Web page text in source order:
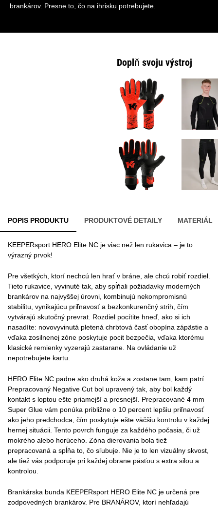
brankárov. Presne to, čo na ihrisku potrebujete.
Doplň svoju výstroj
POPIS PRODUKTU PRODUKTOVÉ DETAILY MATERIÁL
KEEPERsport HERO Elite NC je viac než len rukavica – je to
výrazný prvok!
Pre všetkých, ktorí nechcú len hrať v bráne, ale chcú robiť rozdiel.
Tieto rukavice, vyvinuté tak, aby spĺňali požiadavky moderných
brankárov na najvyššej úrovni, kombinujú nekompromisnú
stabilitu, vynikajúcu priľnavosť a bezkonkurenčný strih, čím
vytvárajú skutočný prevrat. Rozdiel pocítite hneď, ako si ich
nasadíte: novovyvinutá pletená chrbtová časť obopína zápästie a
vďaka zosilnenej zóne poskytuje pocit bezpečia, vďaka ktorému
klasické remienky vyzerajú zastarane. Na ovládanie už
nepotrebujete kartu.
HERO Elite NC padne ako druhá koža a zostane tam, kam patrí.
Prepracovaný Negative Cut bol upravený tak, aby bol každý
kontakt s loptou ešte priamejší a presnejší. Prepracované 4 mm
Super Glue vám ponúka približne o 10 percent lepšiu priľnavosť
ako jeho predchodca, čím poskytuje ešte väčšiu kontrolu v každej
hernej situácii. Tento povrch funguje za každého počasia, či už
mokrého alebo horúceho. Zóna dierovania bola tiež
prepracovaná a spĺňa to, čo sľubuje. Nie je to len vizuálny skvost,
ale tiež vás podporuje pri každej obrane päsťou s extra silou a
kontrolou.
Brankárska bunda KEEPERsport HERO Elite NC je určená pre
zodpovedných brankárov. Pre BRANÁROV, ktorí nehľadajú